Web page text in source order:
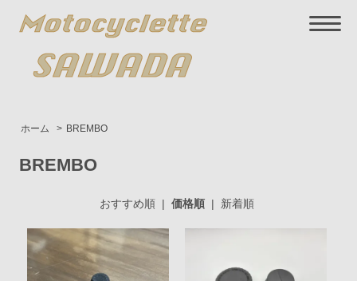
ホーム > BREMBO
BREMBO
おすすめ順| 価格順| 新着順